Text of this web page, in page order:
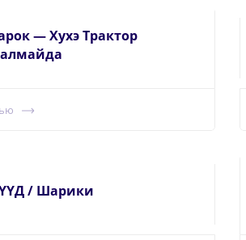
— Хухэ Трактор
/ Шарики